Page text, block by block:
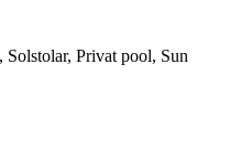
Privat pool, Sun